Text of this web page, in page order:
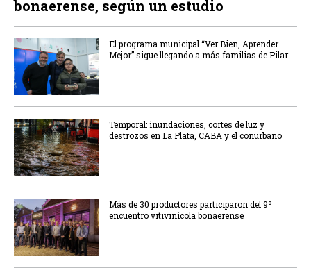
bonaerense, según un estudio
El programa municipal “Ver Bien, Aprender
Mejor” sigue llegando a más familias de Pilar
Temporal: inundaciones, cortes de luz y
destrozos en La Plata, CABA y el conurbano
Más de 30 productores participaron del 9º
encuentro vitivinícola bonaerense